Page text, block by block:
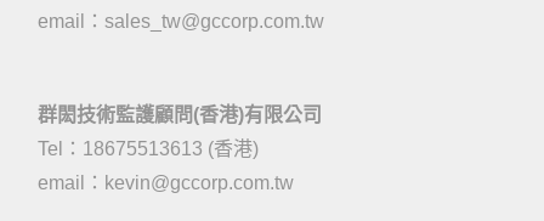
email： sales_tw@gccorp.com.tw
群閎技術監護顧問(香港)有限公司
Tel：18675513613 (香港)
email： kevin@gccorp.com.tw